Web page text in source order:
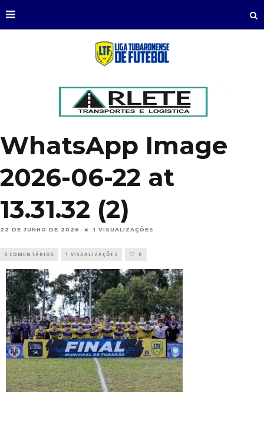
WhatsApp Image
2026-06-22 at
13.31.32 (2)
22 DE JUNHO DE 2026 1 VISUALIZAÇÕES
0 COMENTÁRIOS 1 VISUALIZAÇÕES 0